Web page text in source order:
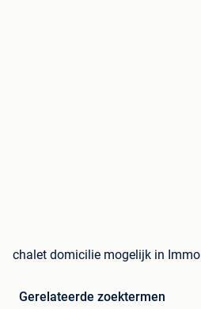
chalet domicilie mogelijk in Immo
Gerelateerde zoektermen